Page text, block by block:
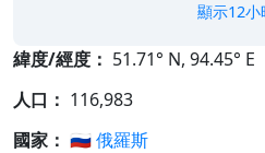
顯示12小
緯度/經度： 51.71° N, 94.45° E
人口： 116,983
國家： 🇷🇺俄羅斯